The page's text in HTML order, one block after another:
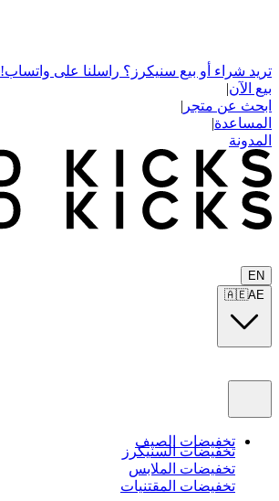
تريد شراء أو بيع سنيكرز؟ راسلنا على واتساب!
بيع الآن|
ابحث عن متجر |
المساعدة|
المدونة
EN
🇦🇪AE
تخفيضات الصيف
تخفيضات السنيكرز
تخفيضات الملابس
تخفيضات المقتنيات